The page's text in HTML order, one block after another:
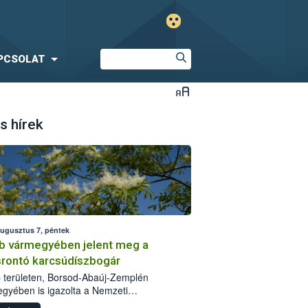
hírek
7, péntek
vármegyében jelent meg a
karcsúdíszbogár
területen, Borsod-Abaúj-Zemplén
is igazolta a Nemzeti
biztonsági Hivatal (Nébih) a